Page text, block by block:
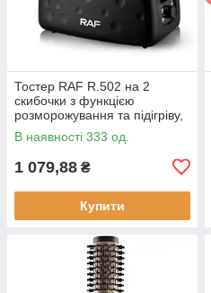
Тостер RAF R.502 на 2
скибочки з функцією
розморожування та підігріву,
930 Вт
В наявності 333 од.
1 079,88 ₴
Купити